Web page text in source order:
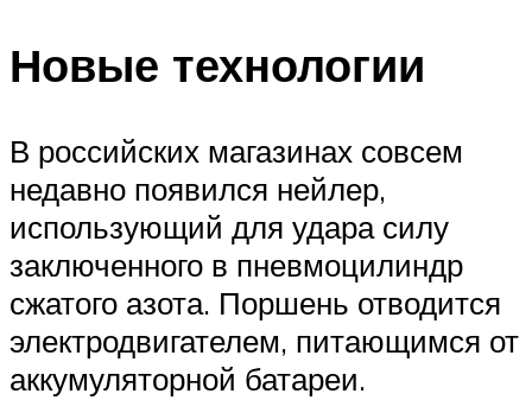
Новые технологии
В российских магазинах совсем
недавно появился нейлер,
использующий для удара силу
заключенного в пневмоцилиндр
сжатого азота. Поршень отводится
электродвигателем, питающимся от
аккумуляторной батареи.